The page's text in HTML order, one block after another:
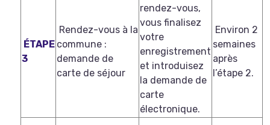
ÉTAPE
3
Rendez-vous à la
commune :
demande de
carte de séjour
rendez-vous,
vous finalisez
votre
enregistrement
et introduisez
la demande de
carte
électronique.
Environ 2
semaines
après
l’étape 2.